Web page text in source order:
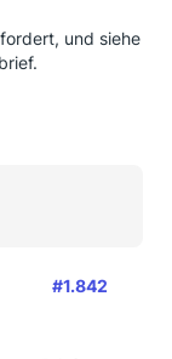
und siehe
#1.842